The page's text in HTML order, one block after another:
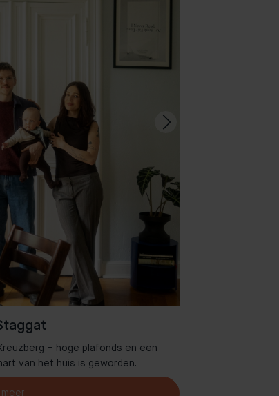
– hoge plafonds en een
van het huis is geworden.